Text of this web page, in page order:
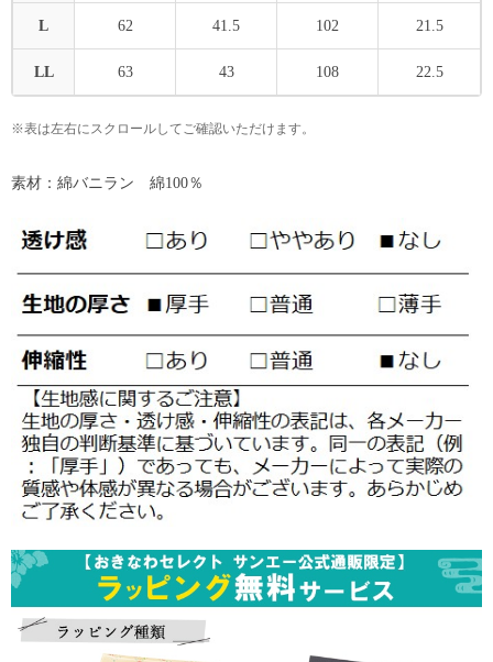
L 62 41.5 102 21.5
LL 63 43 108 22.5
※表は左右にスクロールしてご確認いただけます。
素材：綿バニラン 綿100％